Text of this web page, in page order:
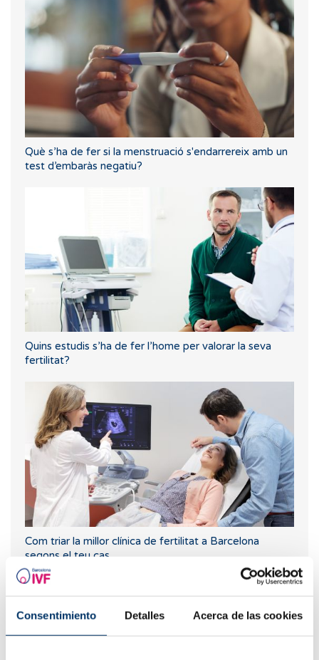
Consentimiento Detalles Acerca de las cookies
Què s’ha de fer si la menstruació s'endarrereix amb un
test d’embaràs negatiu?
Quins estudis s’ha de fer l’home per valorar la seva
fertilitat?
Com triar la millor clínica de fertilitat a Barcelona
segons el teu cas